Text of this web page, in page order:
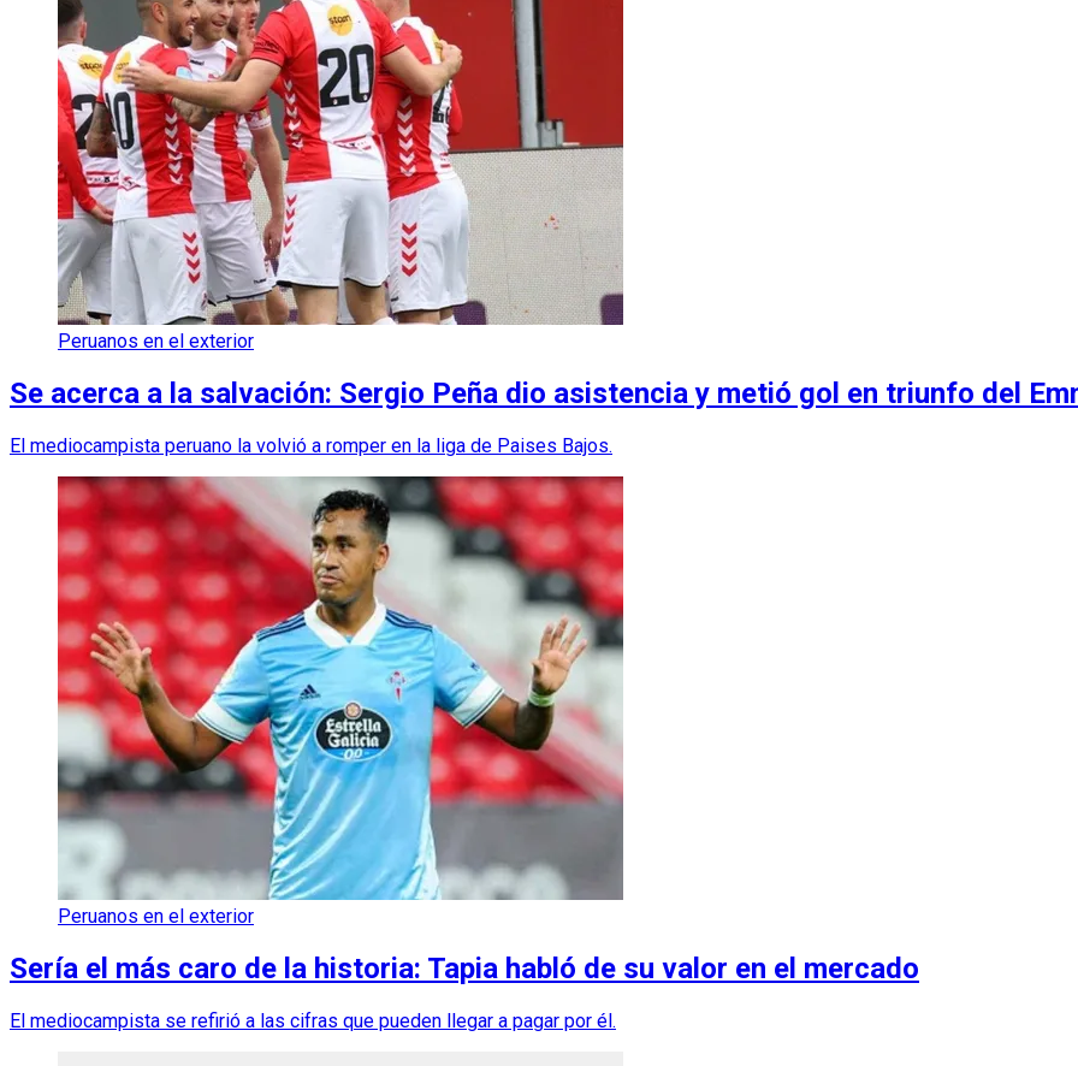
Peruanos en el exterior
Se acerca a la salvación: Sergio Peña dio asistencia y metió gol en triunfo del
El mediocampista peruano la volvió a romper en la liga de Paises Bajos.
Peruanos en el exterior
Sería el más caro de la historia: Tapia habló de su valor en el mercado
El mediocampista se refirió a las cifras que pueden llegar a pagar por él.